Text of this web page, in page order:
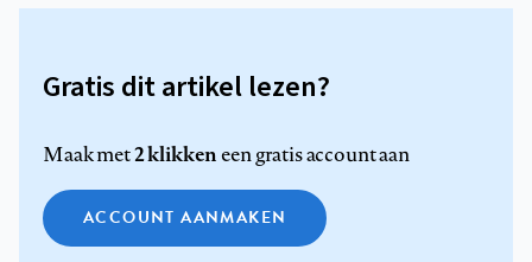
Gratis dit artikel lezen?
Maak met2 klikkeneen gratis account aan
ACCOUNT AANMAKEN